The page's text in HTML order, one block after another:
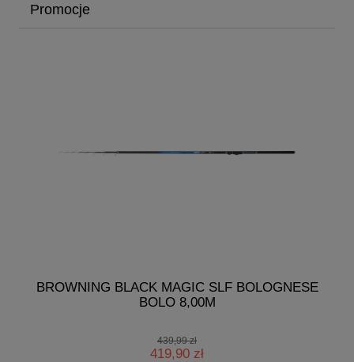
Promocje
BROWNING BLACK MAGIC SLF BOLOGNESE
BOLO 8,00M
439,99 zł
419,90 zł